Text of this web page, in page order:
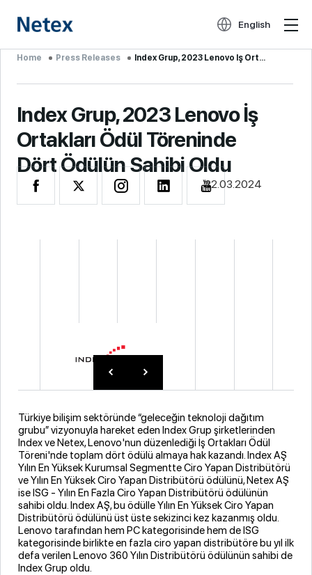
English
Home Press Releases Index Grup, 2023 Lenovo İş Ortakları ...
Index Grup, 2023 Lenovo İş
Ortakları Ödül Töreninde
Dört Ödülün Sahibi Oldu
22.03.2024
Türkiye bilişim sektöründe “geleceğin teknoloji dağıtım
grubu” vizyonuyla hareket eden Index Grup şirketlerinden
Index ve Netex, Lenovo'nun düzenlediği İş Ortakları Ödül
Töreni'nde toplam dört ödülü almaya hak kazandı. Index AŞ
Yılın En Yüksek Kurumsal Segmentte Ciro Yapan Distribütörü
ve Yılın En Yüksek Ciro Yapan Distribütörü ödülünü, Netex AŞ
ise ISG - Yılın En Fazla Ciro Yapan Distribütörü ödülünün
sahibi oldu. Index AŞ, bu ödülle Yılın En Yüksek Ciro Yapan
Distribütörü ödülünü üst üste sekizinci kez kazanmış oldu.
Lenovo tarafından hem PC kategorisinde hem de ISG
kategorisinde birlikte en fazla ciro yapan distribütöre bu yıl ilk
defa verilen Lenovo 360 Yılın Distribütörü ödülünün sahibi de
Index Grup oldu.